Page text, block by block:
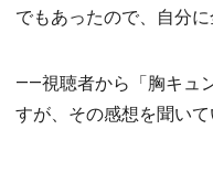
でもあったので、自分に
――視聴者から「胸キュ
すが、その感想を聞い